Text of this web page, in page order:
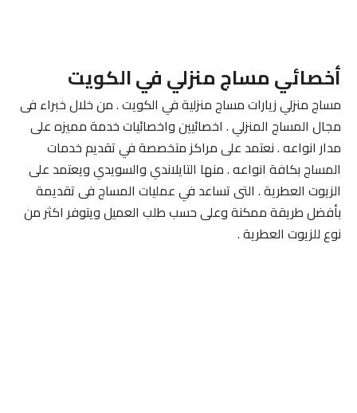
أخصائي مساج منزلي في الكويت
مساج منزلي زيارات مساج منزلية في الكويت . من خلال خبراء فى
مجال المساج المنزلي . اخصائيين واخصائيات خدمة مميزه على
مدار انواعه . نعتمد على مراكز متخصصة في تقديم خدمات
المساج بكافة انواعه . منها التايلاندي والسويدي ويعتمد على
الزيوت العطرية . التى تساعد في عمليات المساج فى تقديمة
بأفضل طريقة ممكنة وعلى حسب طلب العميل ويتوفر اكثر من
نوع للزيوت العطرية .